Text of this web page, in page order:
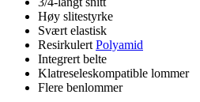
Høy slitestyrke
Svært elastisk
Resirkulert Polyamid
Integrert belte
Klatreseleskompatible lommer
Flere benlommer